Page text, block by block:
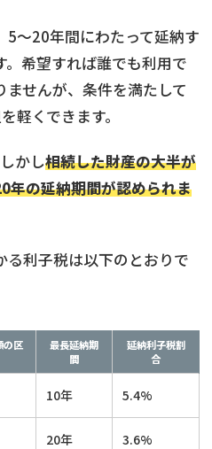
〜20年間にわたって延納す
希望すれば誰でも利用で
せんが、条件を満たして
軽くできます。
かし相続した財産の大半が
年の延納期間が認められま
利子税は以下のとおりで
の区
最長延納期
間
延納利子税割
合
10年 5.4%
20年 3.6%